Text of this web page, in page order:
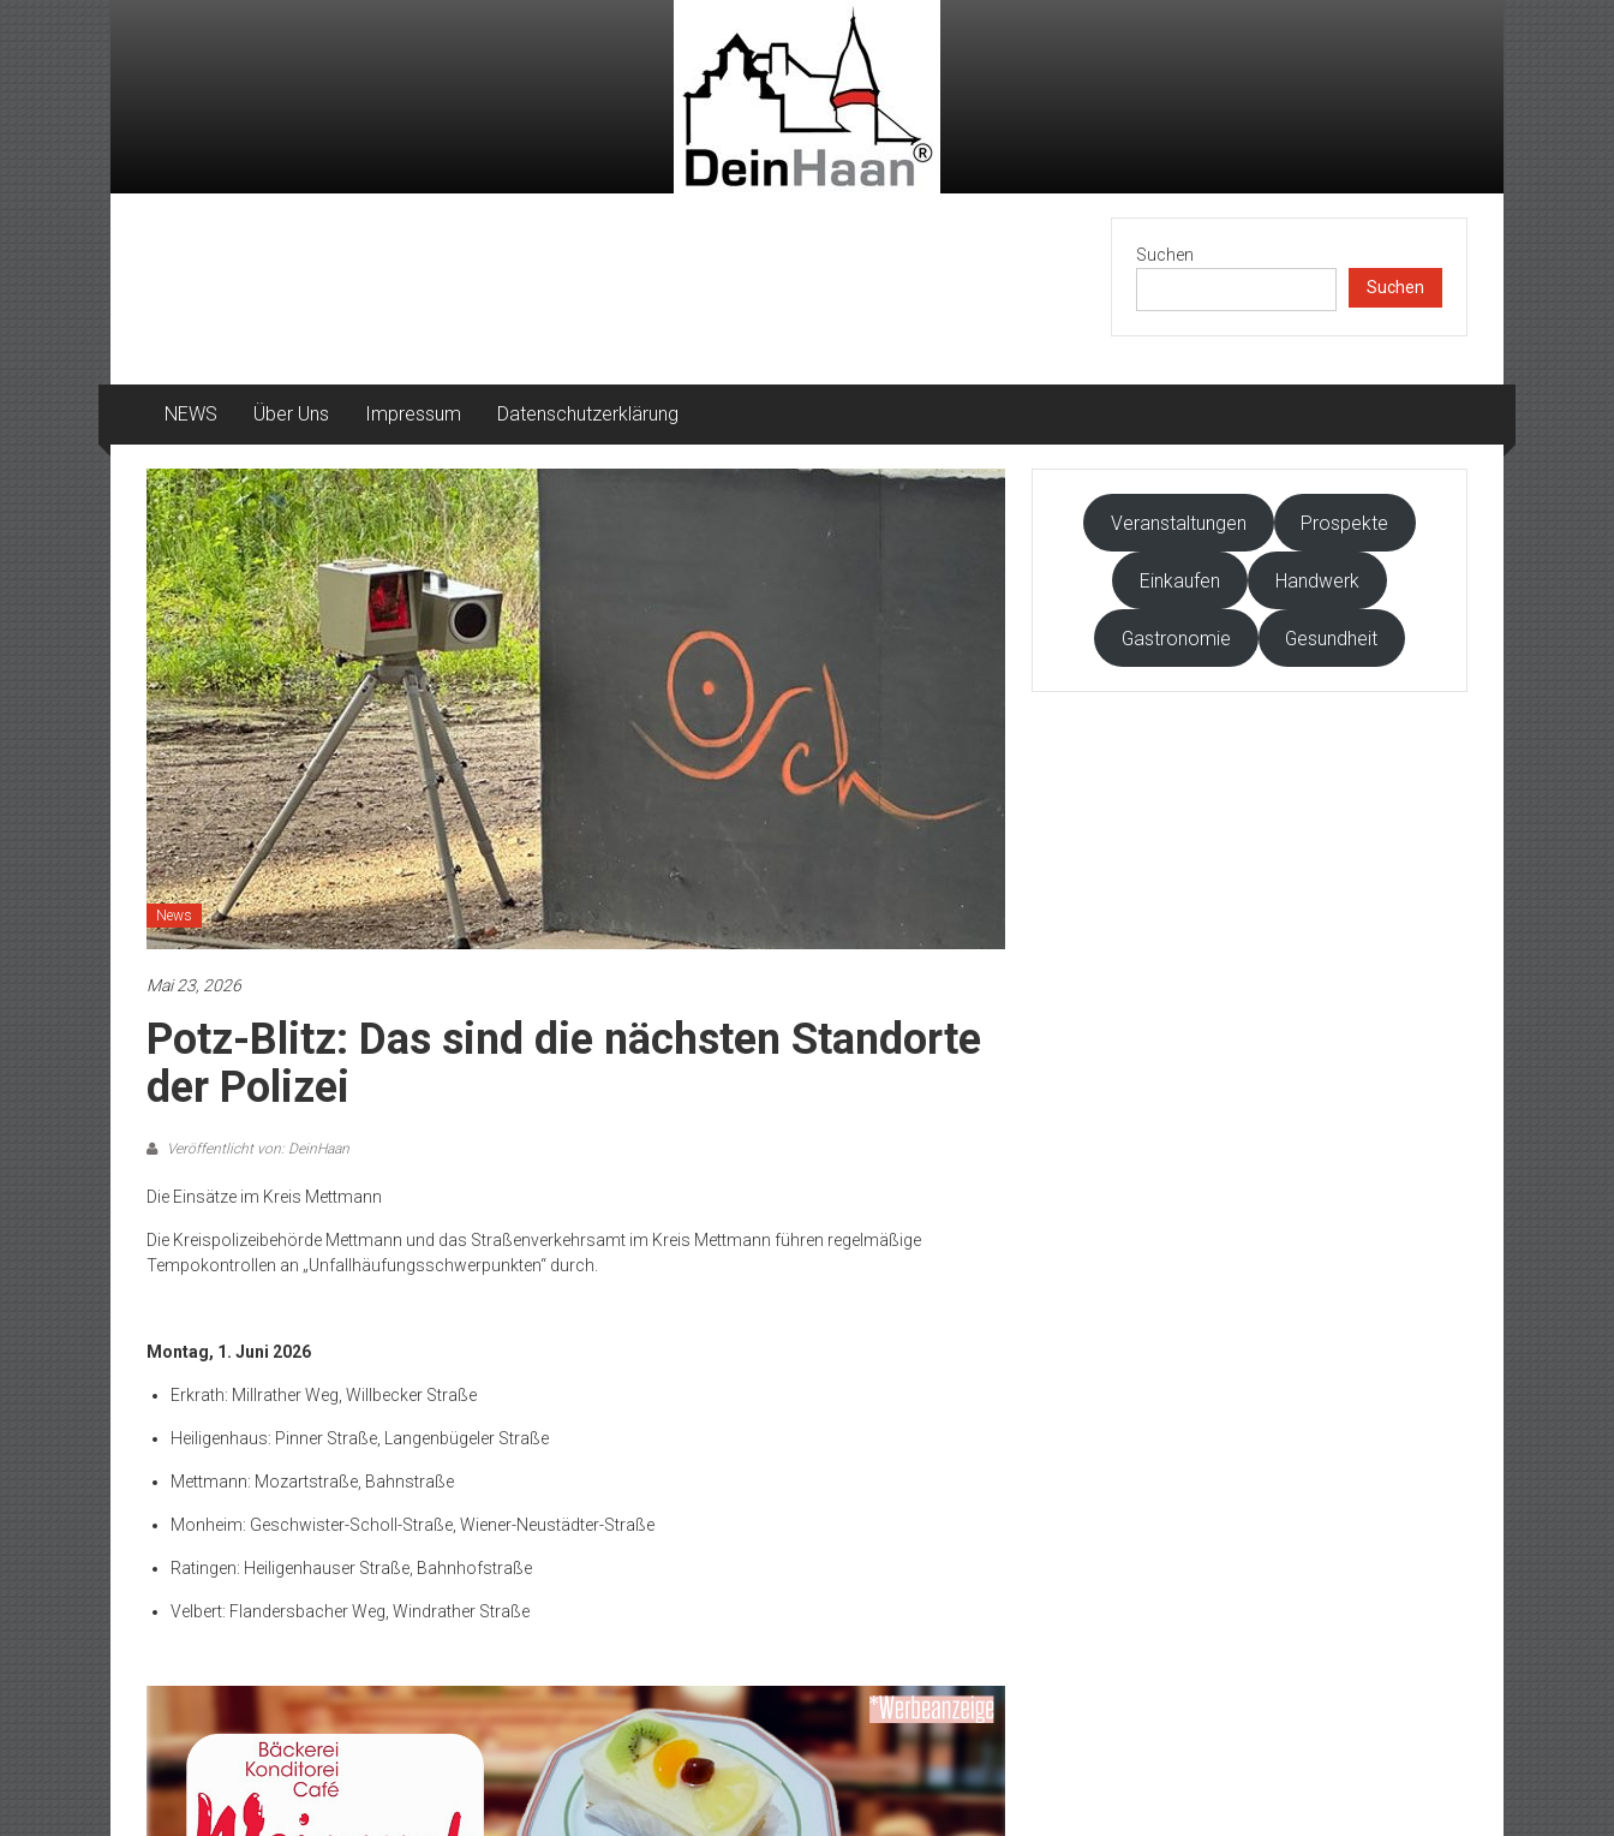
Suchen
Suchen
NEWS Über Uns Impressum Datenschutzerklärung
News
Mai 23, 2026
Potz-Blitz: Das sind die nächsten Standorte
der Polizei
Veröffentlicht von: DeinHaan
Die Einsätze im Kreis Mettmann
Die Kreispolizeibehörde Mettmann und das Straßenverkehrsamt im Kreis Mettmann führen regelmäßige
Tempokontrollen an „Unfallhäufungsschwerpunkten“ durch.
Montag, 1. Juni 2026
Erkrath: Millrather Weg, Willbecker Straße
Heiligenhaus: Pinner Straße, Langenbügeler Straße
Mettmann: Mozartstraße, Bahnstraße
Monheim: Geschwister-Scholl-Straße, Wiener-Neustädter-Straße
Ratingen: Heiligenhauser Straße, Bahnhofstraße
Velbert: Flandersbacher Weg, Windrather Straße
Veranstaltungen Prospekte
Einkaufen Handwerk
Gastronomie Gesundheit